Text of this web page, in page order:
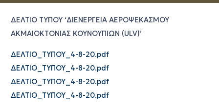
ΔΕΛΤΙΟ ΤΥΠΟΥ ‘ΔΙΕΝΕΡΓΕΙΑ ΑΕΡΟΨΕΚΑΣΜΟΥ
ΑΚΜΑΙΟΚΤΟΝΙΑΣ ΚΟΥΝΟΥΠΙΩΝ (ULV)’
ΔΕΛΤΙΟ_ΤΥΠΟΥ_4-8-20.pdf
ΔΕΛΤΙΟ_ΤΥΠΟΥ_4-8-20.pdf
ΔΕΛΤΙΟ_ΤΥΠΟΥ_4-8-20.pdf
ΔΕΛΤΙΟ_ΤΥΠΟΥ_4-8-20.pdf